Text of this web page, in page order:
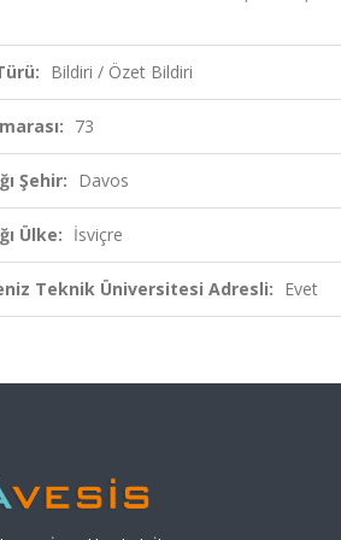
Bildiri / Özet Bildiri
73
Şehir: Davos
Ülke: İsviçre
Teknik Üniversitesi Adresli: Evet